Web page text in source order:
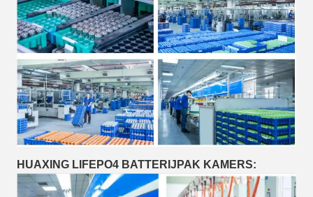
HUAXING LIFEPO4 BATTERIJPAK KAMERS: